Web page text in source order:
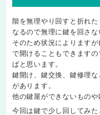
階を無理やり回すと折れ
なるので無理に鍵を回さな
そのため状況によります
で開けることもできます
ばと思います。
鍵開け、鍵交換、鍵修理
があります。
他の鍵屋ができないものや
今回は鍵で少し回してみ